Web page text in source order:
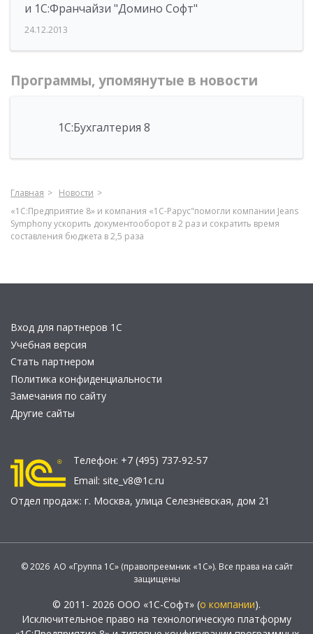
и 1С:Франчайзи "Домино Софт"
24.12.2013
Программы, упомянутые в новости
1С:Бухгалтерия 8
Главная
Новости
«1С:Предприятие 8» и компания «1С-Рарус"помогли компании Jeans
Symphony ускорить документооборот в 2 раз и сократить время
составления бюджета в 2,5 раза
Вход для партнеров 1С
Учебная версия
Стать партнером
Политика конфиденциальности
Замечания по сайту
Другие сайты
Телефон: +7 (495) 737-92-57
Email: site_v8@1c.ru
Отдел продаж: г. Москва, улица Селезнёвская, дом 21
© 2026 АО «Группа 1С» (правопреемник «1С»). Все права на сайт
защищены
© 2011- 2026 ООО «1С-Софт» (о компании).
Исключительное право на технологическую платформу